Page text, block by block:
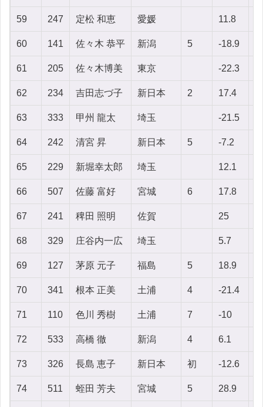
59 247 定松 和恵 愛媛 11.8
60 141 佐々木 恭平 新潟 5 -18.9
61 205 佐々木博美 東京 -22.3
62 234 吉田志づ子 新日本 2 17.4
63 333 甲州 龍太 埼玉 -21.5
64 242 清宮 昇 新日本 5 -7.2
65 229 新堀幸太郎 埼玉 12.1
66 507 佐藤 富好 宮城 6 17.8
67 241 稗田 照明 佐賀 25
68 329 庄谷内一広 埼玉 5.7
69 127 茅原 元子 福島 5 18.9
70 341 根本 正美 土浦 4 -21.4
71 110 色川 秀樹 土浦 7 -10
72 533 高橋 徹 新潟 4 6.1
73 326 長島 恵子 新日本 初 -12.6
74 511 蛭田 芳夫 宮城 5 28.9